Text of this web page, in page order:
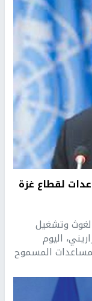
لقطاع غزة
لغوث وتشغيل
اليوم
المسموح